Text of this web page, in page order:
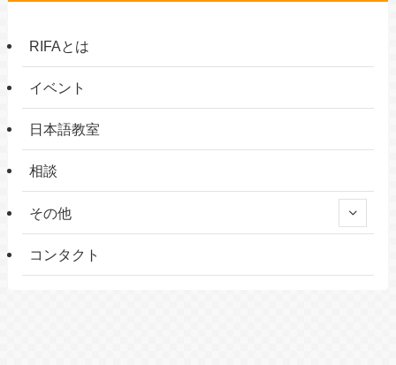
RIFAとは
イベント
日本語教室
相談
その他
コンタクト